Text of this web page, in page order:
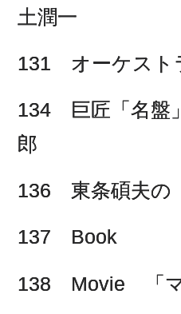
土潤一
131 オーケスト
134 巨匠「名盤
郎
136 東条碩夫の
137 Book
138 Movie 「マ